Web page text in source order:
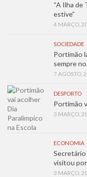
“A Ilha de
estive”
4 MARÇO,
SOCIEDADE
Portimão
sempre
7 AGOSTO,
DESPORTO
Portimão
3 MARÇO,
ECONOMIA
visitou
3 MARÇO,